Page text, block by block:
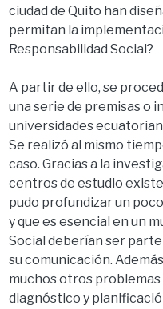
ciudad de Quito han
permitan la
Responsabilidad Social?
A partir de ello, se
una serie de premisas o
universidades
Se realizó al mismo
caso. Gracias a la
centros de estudio
pudo profundizar un
y que es esencial en un
Social deberían ser
su comunicación.
muchos otros
diagnóstico y